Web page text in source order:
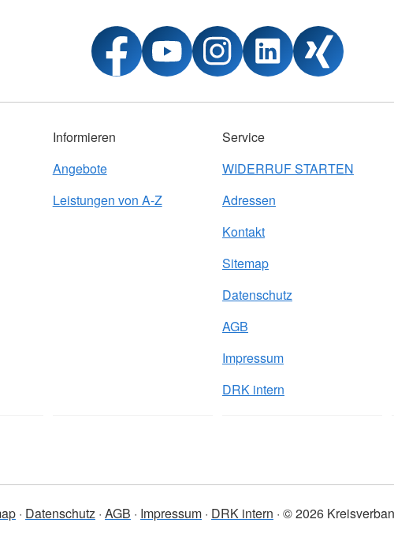
Informieren
Angebote
Leistungen von A-Z
Service
WIDERRUF STARTEN
Adressen
Kontakt
Sitemap
Datenschutz
AGB
Impressum
DRK intern
Datenschutz AGB Impressum DRK intern © 2026